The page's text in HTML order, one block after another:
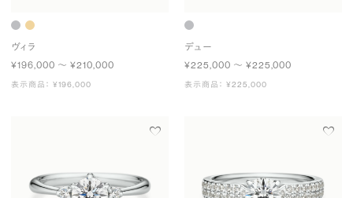
ヴィラ
¥196,000 〜 ¥210,000
表示商品： ¥196,000
デュー
¥225,000 〜 ¥225,000
表示商品： ¥225,000